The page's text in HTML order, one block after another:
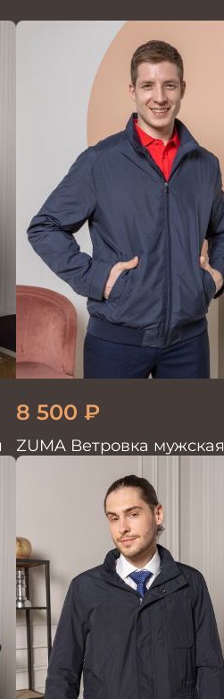
8 500 ₽
ZUMA Ветровка мужская